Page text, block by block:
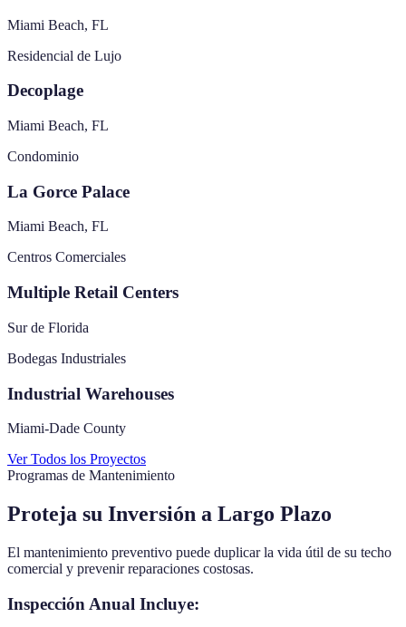
Miami Beach, FL
Residencial de Lujo
Decoplage
Miami Beach, FL
Condominio
La Gorce Palace
Miami Beach, FL
Centros Comerciales
Multiple Retail Centers
Sur de Florida
Bodegas Industriales
Industrial Warehouses
Miami-Dade County
Ver Todos los Proyectos
Programas de Mantenimiento
Proteja su Inversión a Largo Plazo
El mantenimiento preventivo puede duplicar la vida útil de su techo
comercial y prevenir reparaciones costosas.
Inspección Anual Incluye: